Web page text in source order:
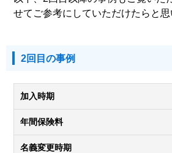
せてご参考にしていただけたらと思
2回目の事例
加入時期
年間保険料
名義変更時期